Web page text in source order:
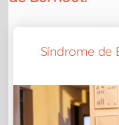
Síndrome de